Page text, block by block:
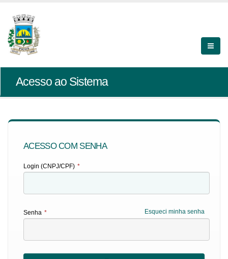
Acesso ao Sistema
ACESSO COM SENHA
Login (CNPJ/CPF) *
Esqueci minha senha
Senha *